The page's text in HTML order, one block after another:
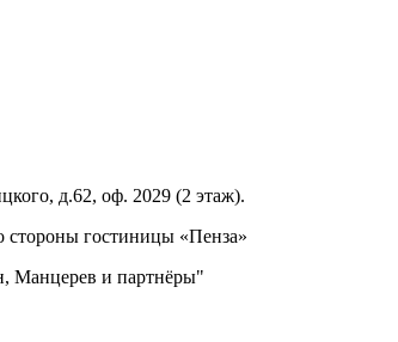
д.62, оф. 2029 (2 этаж).
стороны гостиницы «Пенза»
и партнёры"